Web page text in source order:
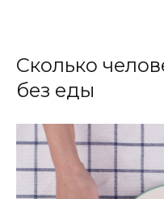
Сколько
без еды